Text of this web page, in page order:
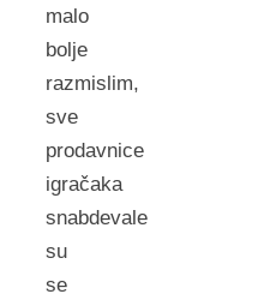
malo
bolje
razmislim,
sve
prodavnice
igračaka
snabdevale
su
se